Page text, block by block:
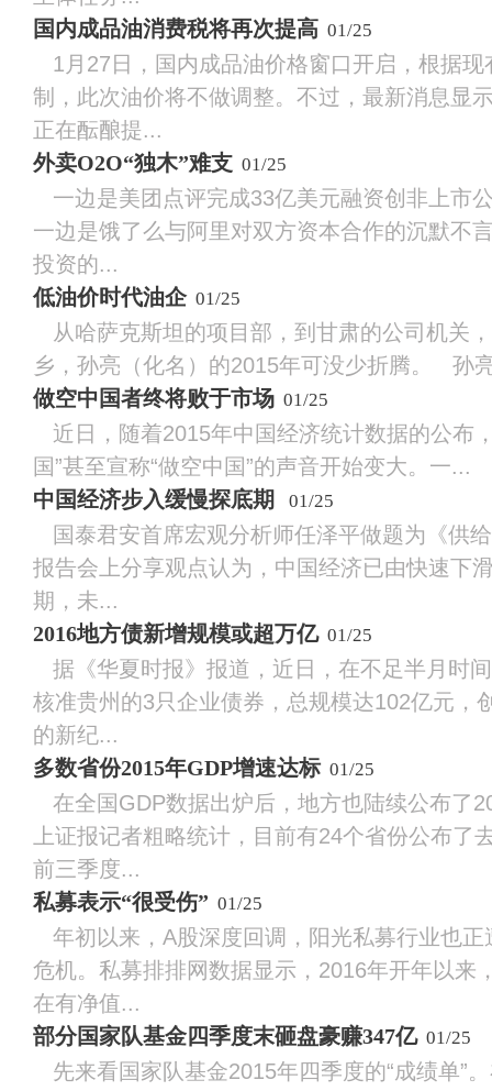
国内成品油消费税将再次提高 01/25
1月27日，国内成品油价格窗口开启，根据现
制，此次油价将不做调整。不过，最新消息显
正在酝酿提...
外卖O2O“独木”难支 01/25
一边是美团点评完成33亿美元融资创非上市
一边是饿了么与阿里对双方资本合作的沉默不
投资的...
低油价时代油企01/25
从哈萨克斯坦的项目部，到甘肃的公司机关
乡，孙亮（化名）的2015年可没少折腾。 孙
做空中国者终将败于市场 01/25
近日，随着2015年中国经济统计数据的公布
国”甚至宣称“做空中国”的声音开始变大。一...
中国经济步入缓慢探底期
01/25
国泰君安首席宏观分析师任泽平做题为《供
报告会上分享观点认为，中国经济已由快速下
期，未...
2016地方债新增规模或超万亿01/25
据《华夏时报》报道，近日，在不足半月时
核准贵州的3只企业债券，总规模达102亿元，
的新纪...
多数省份2015年GDP增速达标01/25
在全国GDP数据出炉后，地方也陆续公布了
上证报记者粗略统计，目前有24个省份公布了
前三季度...
私募表示“很受伤” 01/25
年初以来，A股深度回调，阳光私募行业也正
危机。私募排排网数据显示，2016年开年以来
在有净值...
部分国家队基金四季度末砸盘豪赚347亿01/25
先来看国家队基金2015年四季度的“成绩单”